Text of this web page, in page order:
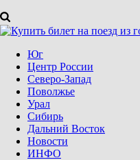
Юг
Центр России
Северо-Запад
Поволжье
Урал
Сибирь
Дальний Восток
Новости
ИНФО